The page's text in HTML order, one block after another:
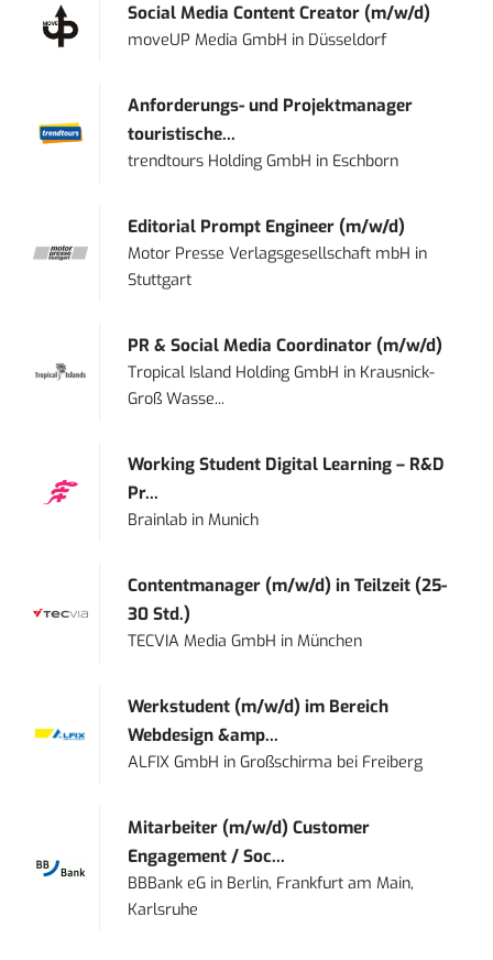
Social Media Content Creator (m/w/d)
moveUP Media GmbH in Düsseldorf
Anforderungs- und Projektmanager
touristische...
trendtours Holding GmbH in Eschborn
Editorial Prompt Engineer (m/w/d)
Motor Presse Verlagsgesellschaft mbH in
Stuttgart
PR & Social Media Coordinator (m/w/d)
Tropical Island Holding GmbH in Krausnick-
Groß Wasse...
Working Student Digital Learning – R&D
Pr...
Brainlab inMunich
Contentmanager (m/w/d) in Teilzeit (25-
30 Std.)
TECVIA Media GmbH inMünchen
Werkstudent (m/w/d) im Bereich
Webdesign &amp...
ALFIX GmbH inGroßschirma bei Freiberg
Mitarbeiter (m/w/d) Customer
Engagement / Soc...
BBBank eG in Berlin, Frankfurt am Main,
Karlsruhe